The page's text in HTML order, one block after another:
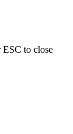
ESC to close